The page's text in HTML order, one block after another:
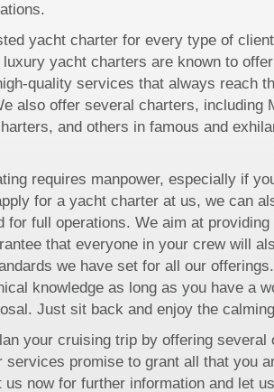
yacht charter for every type of
yacht charters are known to
quality services that always reach
also offer several charters, including
and others in famous and
requires manpower, especially if
for a yacht charter at us, we can
for full operations. We aim at
that everyone in your crew will
we have set for all our
knowledge as long as you have a
Just sit back and enjoy the
your cruising trip by offering several
services promise to grant all that you
us now for further information and let